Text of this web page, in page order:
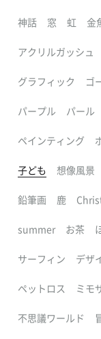
神話 窓 虹 金
アクリルガッシュ
グラフィック ゴ
パープル パール
ペインティング
子ども 想像風景
鉛筆画 鹿
summer お茶
サーフィン デザ
ペットロス ミモ
不思議ワールド